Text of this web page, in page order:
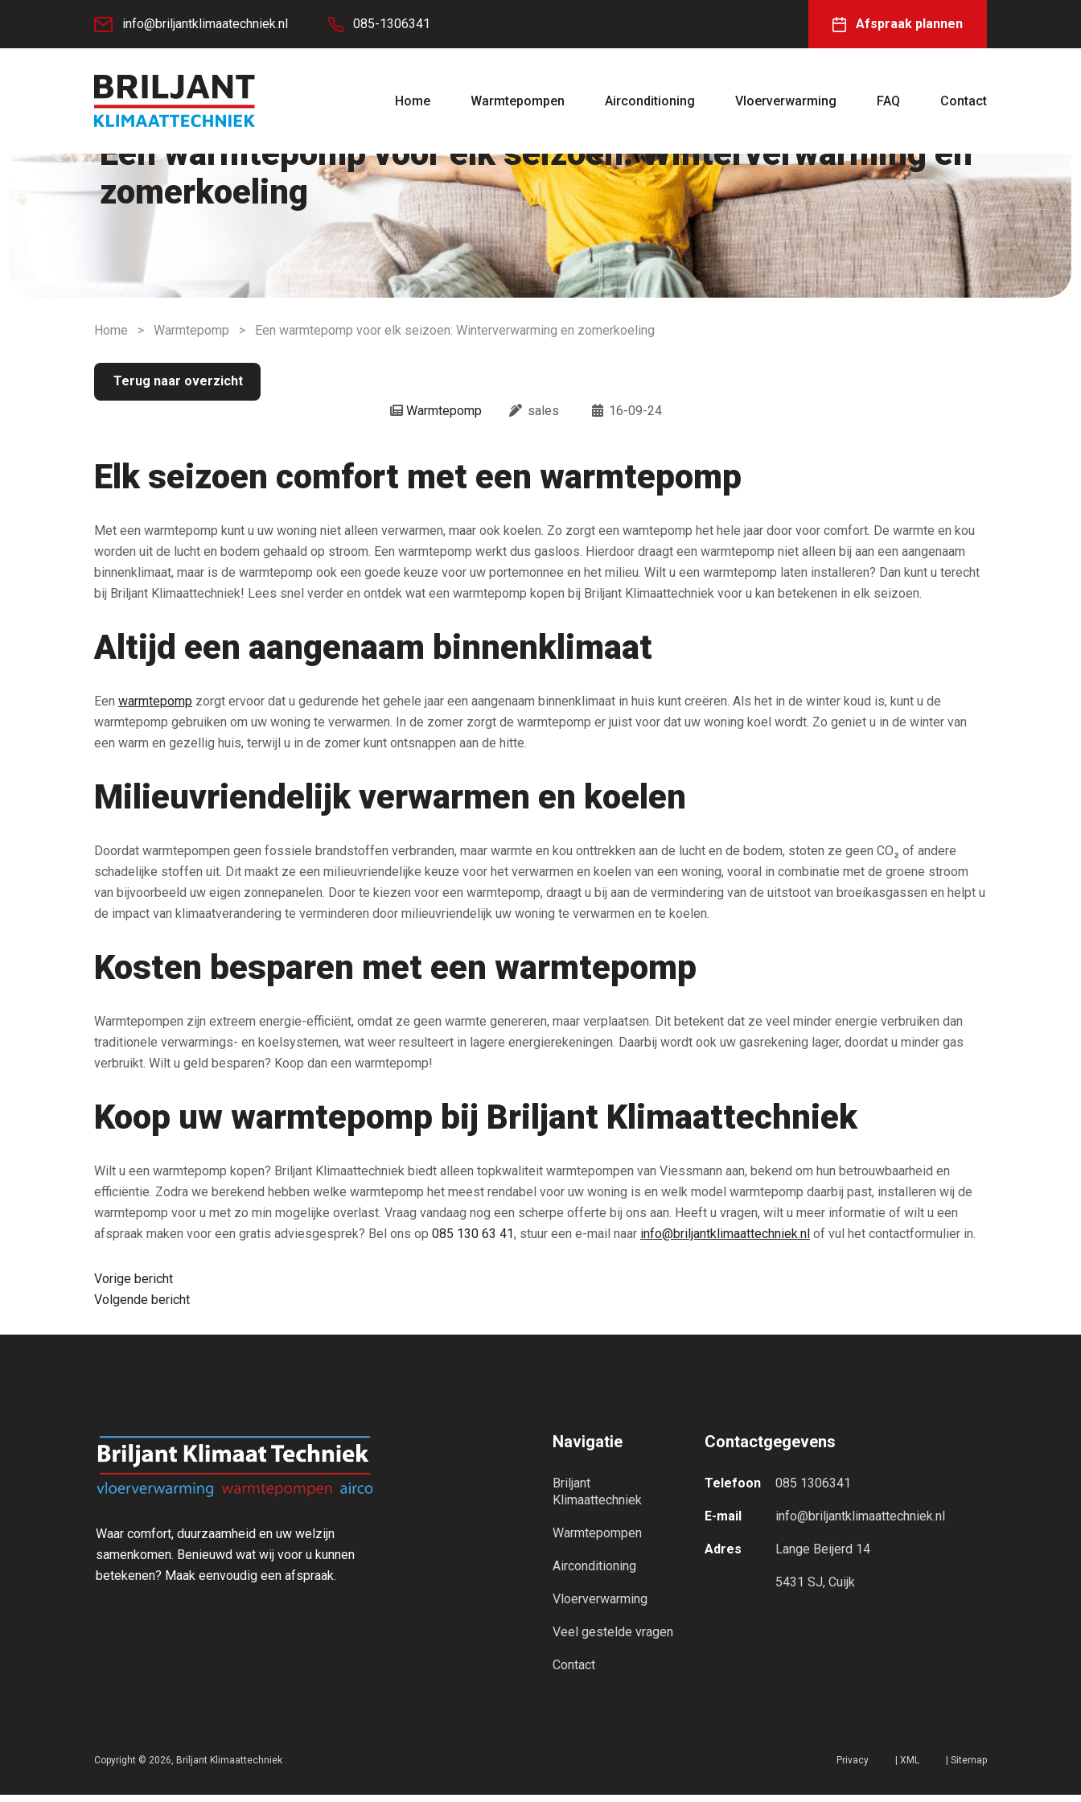
info@briljantklimaatechniek.nl 085-1306341 Afspraak plannen
Home Warmtepompen Airconditioning Vloerverwarming FAQ Contact
Een warmtepomp voor elk seizoen: Winterverwarming en
zomerkoeling
Home > Warmtepomp > Een warmtepomp voor elk seizoen: Winterverwarming en zomerkoeling
Terug naar overzicht
Warmtepomp
sales 16-09-24
Elk seizoen comfort met een warmtepomp
Met een warmtepomp kunt u uw woning niet alleen verwarmen, maar ook koelen. Zo zorgt een wamtepomp het hele jaar door voor comfort. De warmte en kou
worden uit de lucht en bodem gehaald op stroom. Een warmtepomp werkt dus gasloos. Hierdoor draagt een warmtepomp niet alleen bij aan een aangenaam
binnenklimaat, maar is de warmtepomp ook een goede keuze voor uw portemonnee en het milieu. Wilt u een warmtepomp laten installeren? Dan kunt u terecht
bij Briljant Klimaattechniek! Lees snel verder en ontdek wat een warmtepomp kopen bij Briljant Klimaattechniek voor u kan betekenen in elk seizoen.
Altijd een aangenaam binnenklimaat
Een warmtepomp zorgt ervoor dat u gedurende het gehele jaar een aangenaam binnenklimaat in huis kunt creëren. Als het in de winter koud is, kunt u de
warmtepomp gebruiken om uw woning te verwarmen. In de zomer zorgt de warmtepomp er juist voor dat uw woning koel wordt. Zo geniet u in de winter van
een warm en gezellig huis, terwijl u in de zomer kunt ontsnappen aan de hitte.
Milieuvriendelijk verwarmen en koelen
Doordat warmtepompen geen fossiele brandstoffen verbranden, maar warmte en kou onttrekken aan de lucht en de bodem, stoten ze geen CO₂ of andere
schadelijke stoffen uit. Dit maakt ze een milieuvriendelijke keuze voor het verwarmen en koelen van een woning, vooral in combinatie met de groene stroom
van bijvoorbeeld uw eigen zonnepanelen. Door te kiezen voor een warmtepomp, draagt u bij aan de vermindering van de uitstoot van broeikasgassen en helpt u
de impact van klimaatverandering te verminderen door milieuvriendelijk uw woning te verwarmen en te koelen.
Kosten besparen met een warmtepomp
Warmtepompen zijn extreem energie-efficiënt, omdat ze geen warmte genereren, maar verplaatsen. Dit betekent dat ze veel minder energie verbruiken dan
traditionele verwarmings- en koelsystemen, wat weer resulteert in lagere energierekeningen. Daarbij wordt ook uw gasrekening lager, doordat u minder gas
verbruikt. Wilt u geld besparen? Koop dan een warmtepomp!
Koop uw warmtepomp bij Briljant Klimaattechniek
Wilt u een warmtepomp kopen? Briljant Klimaattechniek biedt alleen topkwaliteit warmtepompen van Viessmann aan, bekend om hun betrouwbaarheid en
efficiëntie. Zodra we berekend hebben welke warmtepomp het meest rendabel voor uw woning is en welk model warmtepomp daarbij past, installeren wij de
warmtepomp voor u met zo min mogelijke overlast. Vraag vandaag nog een scherpe offerte bij ons aan. Heeft u vragen, wilt u meer informatie of wilt u een
afspraak maken voor een gratis adviesgesprek? Bel ons op 085 130 63 41, stuur een e-mail naar info@briljantklimaattechniek.nl of vul het contactformulier in.
Bericht
navigatie
Vorige bericht
Volgende bericht
Waar comfort, duurzaamheid en uw welzijn
samenkomen. Benieuwd wat wij voor u kunnen
betekenen? Maak eenvoudig een afspraak.
Navigatie
Briljant
Klimaattechniek
Warmtepompen
Airconditioning
Vloerverwarming
Veel gestelde vragen
Contact
Contactgegevens
Telefoon 085 1306341
E-mail info@briljantklimaattechniek.nl
Adres Lange Beijerd 14
5431 SJ, Cuijk
Copyright © 2026, Briljant Klimaattechniek Privacy XML Sitemap